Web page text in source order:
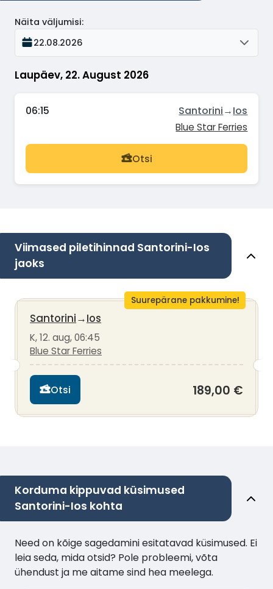
Laupäev, 22. August 2026
Näita väljumisi:
22.08.2026
06:15 Santorini→Ios
Blue Star Ferries
Otsi
Viimased piletihinnad Santorini-Ios
jaoks
Suurepärane pakkumine!
Santorini→Ios
K, 12. aug, 06:45
Blue Star Ferries
Otsi 189,00 €
Korduma kippuvad küsimused
Santorini-Ios kohta
Need on kõige sagedamini esitatavad küsimused. Ei
leia seda, mida otsid? Pole probleemi, võta
ühendust ja me aitame sind hea meelega.